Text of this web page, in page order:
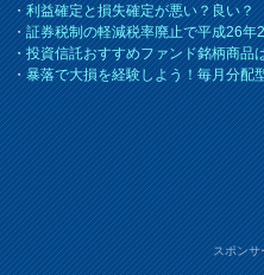
・利益確定と損失確定が悪い？良い？
・証券税制の軽減税率廃止で平成26
・投資信託おすすめファンド銘柄商品
・暴落で大損を経験しよう！毎月分配
スポンサ